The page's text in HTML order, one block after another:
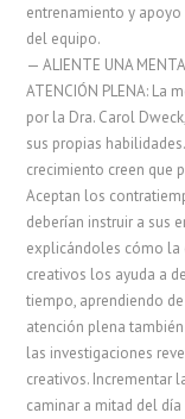
entrenamiento y
del equipo.
— ALIENTE UNA
ATENCIÓN PLENA: La
por la Dra. Carol
sus propias
crecimiento creen que
Aceptan los
deberían instruir a sus
explicándoles cómo la
creativos los ayuda a
tiempo, aprendiendo
atención plena
las investigaciones
creativos. Incrementar
caminar a mitad del